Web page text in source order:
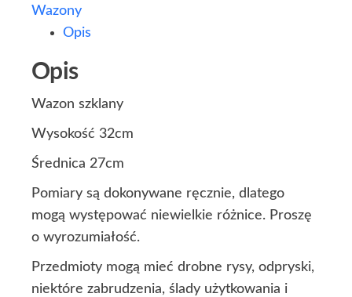
Wazony
Opis
Opis
Wazon szklany
Wysokość 32cm
Średnica 27cm
Pomiary są dokonywane ręcznie, dlatego
mogą występować niewielkie różnice. Proszę
o wyrozumiałość.
Przedmioty mogą mieć drobne rysy, odpryski,
niektóre zabrudzenia, ślady użytkowania i